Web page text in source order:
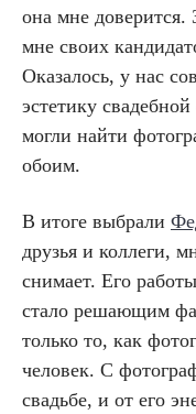
она мне доверится.
мне своих
Оказалось, у нас
эстетику
могли найти
обоим.
В итоге выбрали
друзья и коллеги,
снимает. Его
стало решающим
только то, как
человек. С
свадьбе, и от его